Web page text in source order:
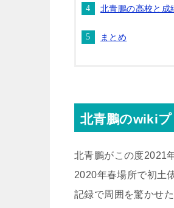
北青鵬の高校と成
まとめ
北青鵬のwiki
北青鵬がこの度2021
2020年春場所で初土
記録で周囲を驚かせ